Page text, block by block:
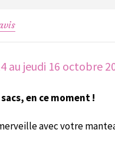
au jeudi 16 octobre
en ce moment !
avec votre